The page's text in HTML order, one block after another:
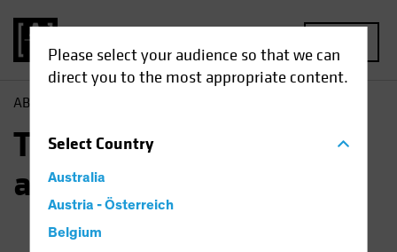
Please select your audience so that we can
direct you to the most appropriate content.
SelectCountry
Australia
Austria - Österreich
Belgium
AB
Tutti gli
approfondimenti